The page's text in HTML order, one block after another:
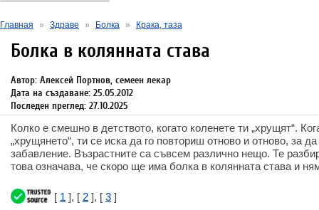
Главная » Здраве » Болка » Крака, таза
Болка в колянната става
Автор: Алексей Портнов, семеен лекар
Дата на създаване: 25.05.2012
Последен преглед: 27.10.2025
Колко е смешно в детството, когато коленете ти „хрущят“.
„хрущянето“, ти се иска да го повториш отново и отново, за
забавление. Възрастните са съвсем различно нещо. Те
това означава, че скоро ще има болка в колянната става и
[ 1 ], [ 2 ], [ 3 ]